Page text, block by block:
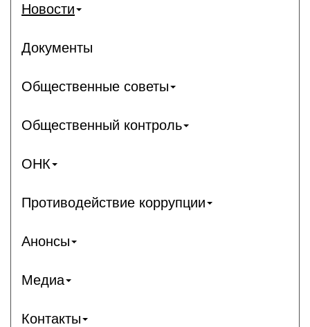
Новости
Документы
Общественные советы
Общественный контроль
ОНК
Противодействие коррупции
Анонсы
Медиа
Контакты